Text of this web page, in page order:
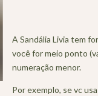
A Sandália Livia tem
você for meio ponto
numeração menor.
Por exemplo, se vc